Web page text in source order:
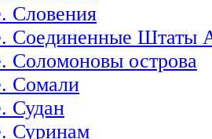
Словения
Соединенные
Соломоновы острова
Сомали
Судан
Суринам